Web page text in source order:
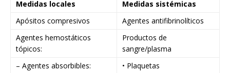
Medidas locales
Medidas sistémicas
Apósitos compresivos
Agentes antifibrinolíticos
Agentes hemostáticos
tópicos:
Productos de
sangre/plasma
– Agentes absorbibles:
• Plaquetas